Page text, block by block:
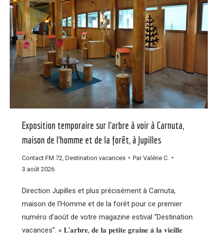
Exposition temporaire sur l’arbre à voir à Carnuta,
maison de l’homme et de la forêt, à Jupilles
Contact FM 72 Destination vacances ParValérie C.
3 août 2026
Direction Jupilles et plus précisément à Carnuta,
maison de l’Homme et de la forêt pour ce premier
numéro d’août de votre magazine estival “Destination
vacances”. « 𝐋’𝐚𝐫𝐛𝐫𝐞, 𝐝𝐞 𝐥𝐚 𝐩𝐞𝐭𝐢𝐭𝐞 𝐠𝐫𝐚𝐢𝐧𝐞 𝐚̀ 𝐥𝐚 𝐯𝐢𝐞𝐢𝐥𝐥𝐞